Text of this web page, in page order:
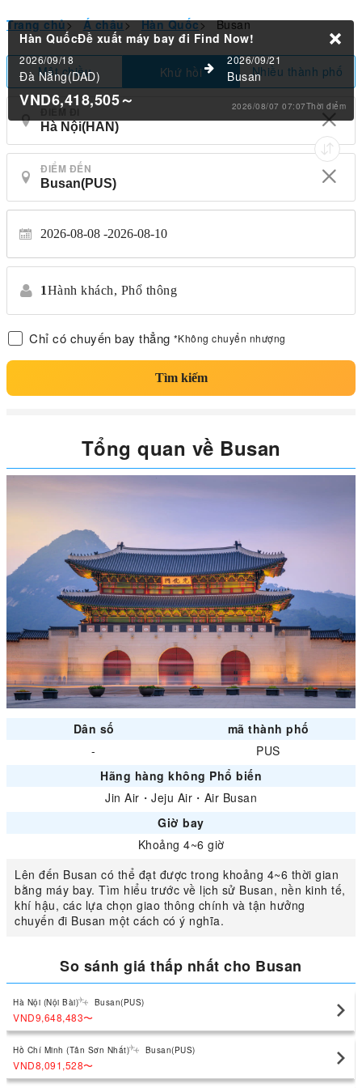
Trang chủ> Á châu> Hàn Quốc> Busan
Một chiều Khứ hồi Nhiều thành phố
ĐIỂM ĐI
ĐIỂM ĐẾN
2026-08-08 2026-08-10
1Hành khách, Phổ thông
Chỉ có chuyến bay thẳng *Không chuyển nhượng
Tìm kiếm
Hàn QuốcĐề xuất máy bay đi Find Now!
2026/09/18
Đà Nẵng(DAD)
2026/09/21
Busan
VND6,418,505～ 2026/08/07 07:07Thời điểm
Tổng quan về Busan
Dân số
mã thành phố
-
PUS
Hãng hàng không Phổ biến
Jin Air ・ Jeju Air ・ Air Busan
Giờ bay
Khoảng 4~6 giờ
Lên đến Busan có thể đạt được trong khoảng 4~6 thời gian
bằng máy bay. Tìm hiểu trước về lịch sử Busan, nền kinh tế,
khí hậu, các lựa chọn giao thông chính và tận hưởng
chuyến đi Busan một cách có ý nghĩa.
So sánh giá thấp nhất cho Busan
Hà Nội (Nội Bài) Busan(PUS)
VND9,648,483〜
Hồ Chí Minh (Tân Sơn Nhất) Busan(PUS)
VND8,091,528〜